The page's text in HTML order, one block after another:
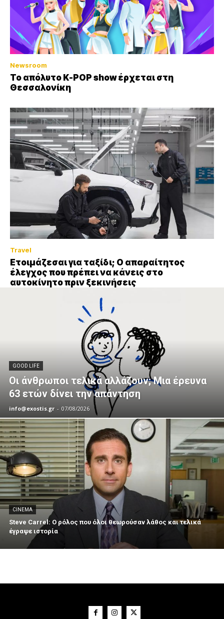
Newsroom
Το απόλυτο K-POP show έρχεται στη
Θεσσαλονίκη
Travel
Ετοιμάζεσαι για ταξίδι; Ο απαραίτητος
έλεγχος που πρέπει να κάνεις στο
αυτοκίνητο πριν ξεκινήσεις
GOOD LIFE
Οι άνθρωποι τελικά αλλάζουν; Μια έρευνα
63 ετών δίνει την απάντηση
info@exostis.gr - 07/08/2026
CINEMA
Steve Carrel: Ο ρόλος που όλοι θεωρούσαν λάθος και τελικά
έγραψε ιστορία